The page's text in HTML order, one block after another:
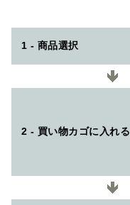
1 - 商品選択
2 - 買い物カゴに入れる